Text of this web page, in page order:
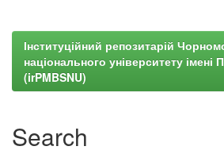
Інституційний репозитарій
національного університету імені
(irPMBSNU)
Search